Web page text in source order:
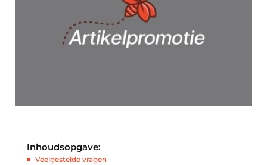
Inhoudsopgave:
Veelgestelde vragen